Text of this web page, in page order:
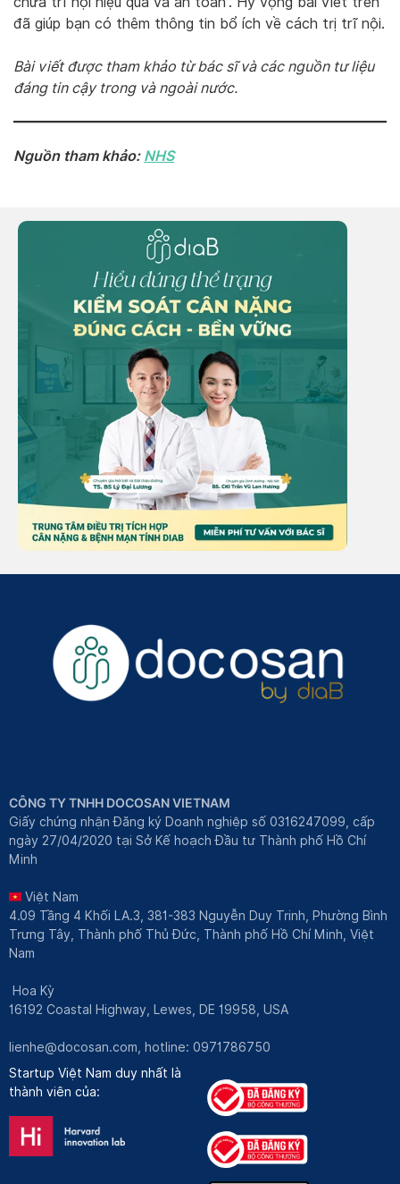
đã giúp bạn có thêm thông tin bổ ích về cách trị trĩ nội.
Bài viết được tham khảo từ bác sĩ và các nguồn tư liệu
đáng tin cậy trong và ngoài nước.
Nguồn tham khảo: NHS
CÔNG TY TNHH DOCOSAN VIETNAM
Giấy chứng nhận Đăng ký Doanh nghiệp số 0316247099, cấp
ngày 27/04/2020 tại Sở Kế hoạch Đầu tư Thành phố Hồ Chí
Minh
Việt Nam
4.09 Tầng 4 Khối LA.3, 381-383 Nguyễn Duy Trinh, Phường Bình
Trưng Tây, Thành phố Thủ Đức, Thành phố Hồ Chí Minh, Việt
Nam
Hoa Kỳ
16192 Coastal Highway, Lewes, DE 19958, USA
lienhe@docosan.com , hotline: 0971786750
Startup Việt Nam duy nhất là
thành viên của: